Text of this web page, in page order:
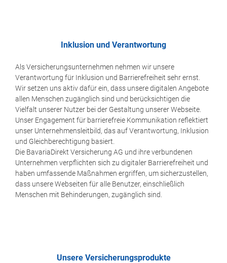
Inklusion und Verantwortung
Als Versicherungsunternehmen nehmen wir unsere
Verantwortung für Inklusion und Barrierefreiheit sehr ernst.
Wir setzen uns aktiv dafür ein, dass unsere digitalen Angebote
allen Menschen zugänglich sind und berücksichtigen die
Vielfalt unserer Nutzer bei der Gestaltung unserer Webseite.
Unser Engagement für barrierefreie Kommunikation reflektiert
unser Unternehmensleitbild, das auf Verantwortung, Inklusion
und Gleichberechtigung basiert.
Die BavariaDirekt Versicherung AG und ihre verbundenen
Unternehmen verpflichten sich zu digitaler Barrierefreiheit und
haben umfassende Maßnahmen ergriffen, um sicherzustellen,
dass unsere Webseiten für alle Benutzer, einschließlich
Menschen mit Behinderungen, zugänglich sind.
Unsere Versicherungsprodukte